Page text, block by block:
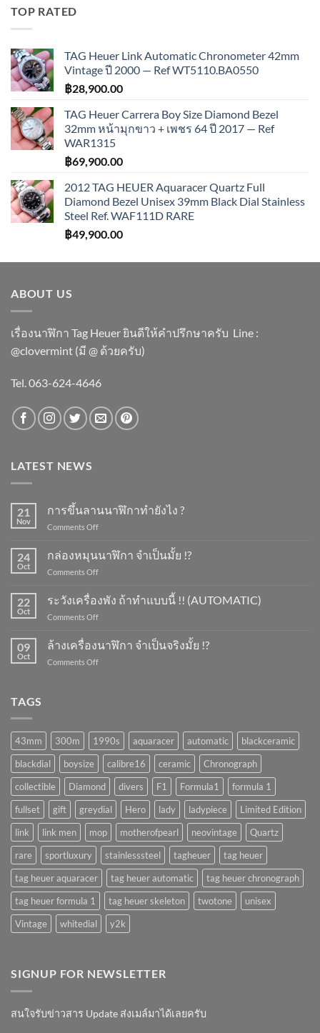
TOP RATED
TAG Heuer Link Automatic Chronometer 42mm
Vintage ปี 2000 — Ref WT5110.BA0550
฿28,900.00
TAG Heuer Carrera Boy Size Diamond Bezel
32mm หน้ามุกขาว + เพชร 64 ปี 2017 — Ref
WAR1315
฿69,900.00
2012 TAG HEUER Aquaracer Quartz Full
Diamond Bezel Unisex 39mm Black Dial Stainless
Steel Ref. WAF111D RARE
฿49,900.00
ABOUT US
เรื่องนาฬิกา Tag Heuer ยินดีให้คำปรึกษาครับ ​Line :
@clovermint (มี @ ด้วยครับ)
Tel. 063-624-4646
LATEST NEWS
21
Nov
การขึ้นลานนาฬิกาทำยังไง ?
Comments Offon
ลาน
นาฬิกา
ยัง
24
Oct
กล่องหมุนนาฬิกา จำเป็นมั้ย !?
Comments Offon
หมุน
นาฬิกา
จำเป็น
!?
22
Oct
ระวังเครื่องพัง ถ้าทำแบบนี้ !! (AUTOMATIC)
Comments Offon
เครื่อง
พัง
ถ้า
09
Oct
ล้างเครื่องนาฬิกา จำเป็นจริงมั้ย !?
Comments Offon
มั้ย
!?
TAGS
43mm 300m 1990s aquaracer automatic
blackceramic
blackdial
boysize calibre16 ceramic
Chronograph
collectible
Diamond divers F1 Formula1
formula 1
fullset
gift greydial Hero lady ladypiece
Limited Edition
link
link men mop motherofpearl neovintage
Quartz
rare
sportluxury stainlesssteel tagheuer
tag heuer
tag heuer aquaracer
tag heuer automatic
tag heuer chronograph
tag heuer formula 1
tag heuer skeleton twotone
unisex
Vintage
whitedial y2k
SIGNUP FOR NEWSLETTER
สนใจรับข่าวสาร Update ส่งเมล์มาได้เลยครับ